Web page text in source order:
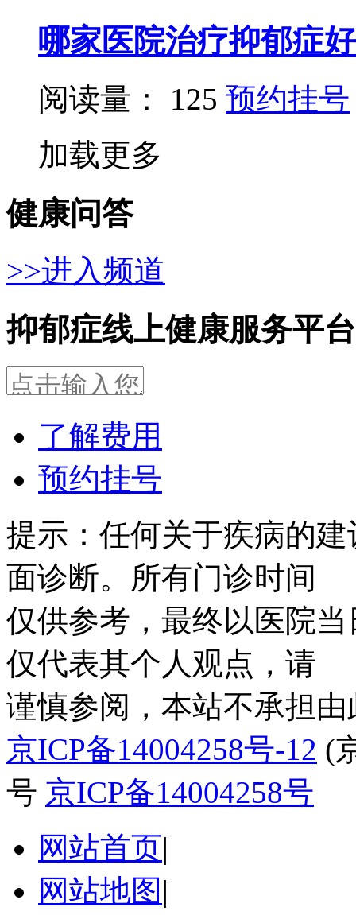
哪家医院治疗抑郁症
阅读量： 125 预约挂号
加载更多
健康问答
>>进入频道
抑郁症线上健康服务平台
了解费用
预约挂号
提示：任何关于疾病的
面诊断。所有门诊时间
仅供参考，最终以医院
仅代表其个人观点，请
谨慎参阅，本站不承担
京ICP备14004258号-12 (
号 京ICP备14004258号
网站首页|
网站地图 |